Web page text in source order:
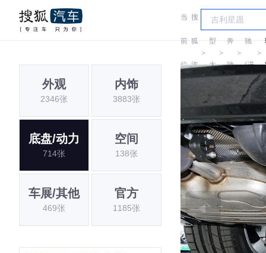
当
前
位
搜
狐
汽
＞
车
型
大
＞
奔
驰
＞
驰
(进
口)
＞
外观
2346张
内饰
3883张
底盘/动力
714张
空间
138张
车展/其他
469张
官方
1185张